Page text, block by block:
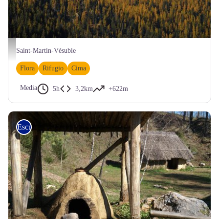
F. GUIGO / PnM
Saint-Martin-Vésubie
Flora Rifugio Cima
Media 5h 3,2km +622m
Escursionismo